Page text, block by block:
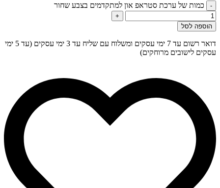
- כמות של ערכת סטראפ און למתקדמים בצבע שחור
+
הוספה לסל
דואר רשום עד 7 ימי עסקים ומשלוח עם שליח עד 3 ימי עסקים (עד 5 ימי
עסקים לישובים מרוחקים)